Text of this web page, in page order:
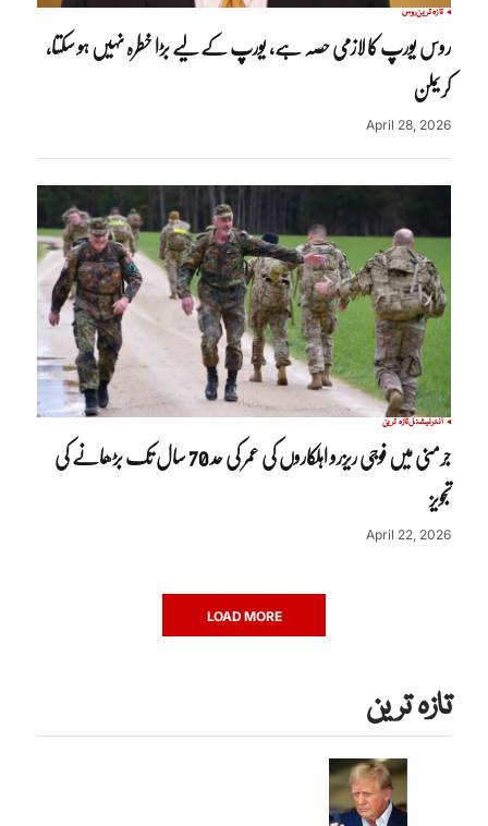
تازہ ترینروس
روس یورپ کا لازمی حصہ ہے، یورپ کے لیے بڑا خطرہ نہیں ہو سکتا،
کریملن
April 28, 2026
انٹرنیشنلتازہ ترین
جرمنی میں فوجی ریزرو اہلکاروں کی عمر کی حد 70 سال تک بڑھانے کی
تجویز
April 22, 2026
LOAD MORE
تازہ ترین